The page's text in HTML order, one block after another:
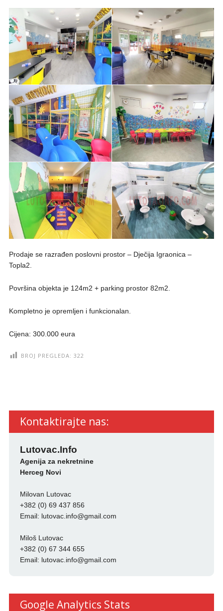
Prodaje se razrađen poslovni prostor – Dječija Igraonica –
Topla2.
Površina objekta je 124m2 + parking prostor 82m2.
Kompletno je opremljen i funkcionalan.
Cijena: 300.000 eura
BROJ PREGLEDA: 322
Kontaktirajte nas:
Lutovac.Info
Agenija za nekretnine
Herceg Novi
Milovan Lutovac
+382 (0) 69 437 856
Email: lutovac.info@gmail.com
Miloš Lutovac
+382 (0) 67 344 655
Email: lutovac.info@gmail.com
Google Analytics Stats